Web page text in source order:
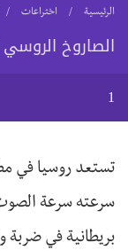
الرئيسية اختراعات
الصاروخ
1
سرعته سرعة
بريطانية في ضربة